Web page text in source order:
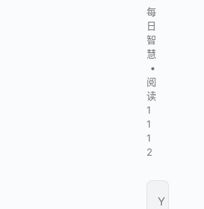
每
日
智
慧
•
阅
读
1
1
1
2
Y